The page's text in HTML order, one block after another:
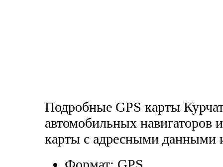
Подробные GPS карты
автомобильных навигаторов
карты с адресными данными